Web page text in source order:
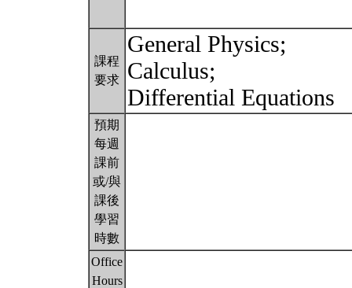
課程
要求
General Physics;
Calculus;
Differential Equations
預期
每週
課前
或/與
課後
學習
時數
Office
Hours